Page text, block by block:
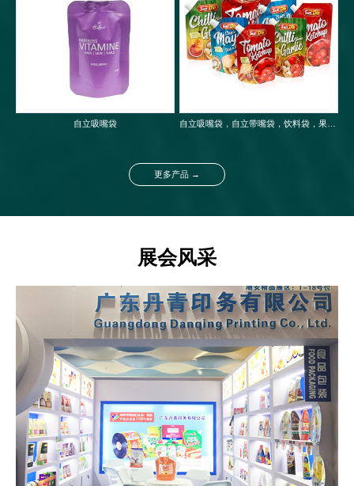
自立吸嘴袋
更多产品 →
展会风采